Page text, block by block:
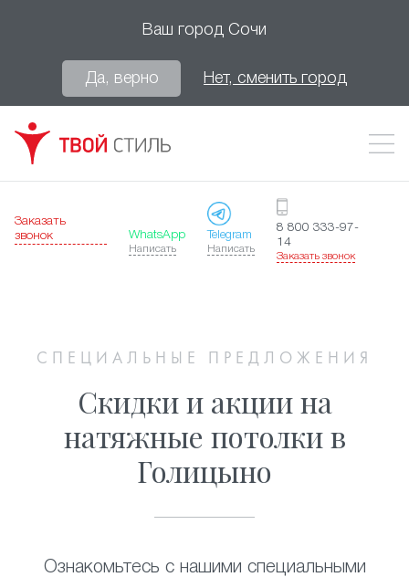
Ваш город Сочи
Да, верно Нет, сменить город
Заказать
звонок
WhatsApp
Написать
Telegram
Написать
8 800 333-97-
14
Заказать звонок
СПЕЦИАЛЬНЫЕ ПРЕДЛОЖЕНИЯ
Скидки и акции на
натяжные потолки в
Голицыно
Ознакомьтесь с нашими специальными